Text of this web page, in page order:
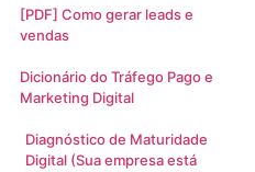
[PDF] Como gerar leads e
vendas
Dicionário do Tráfego Pago e
Marketing Digital
Diagnóstico de Maturidade
Digital (Sua empresa está